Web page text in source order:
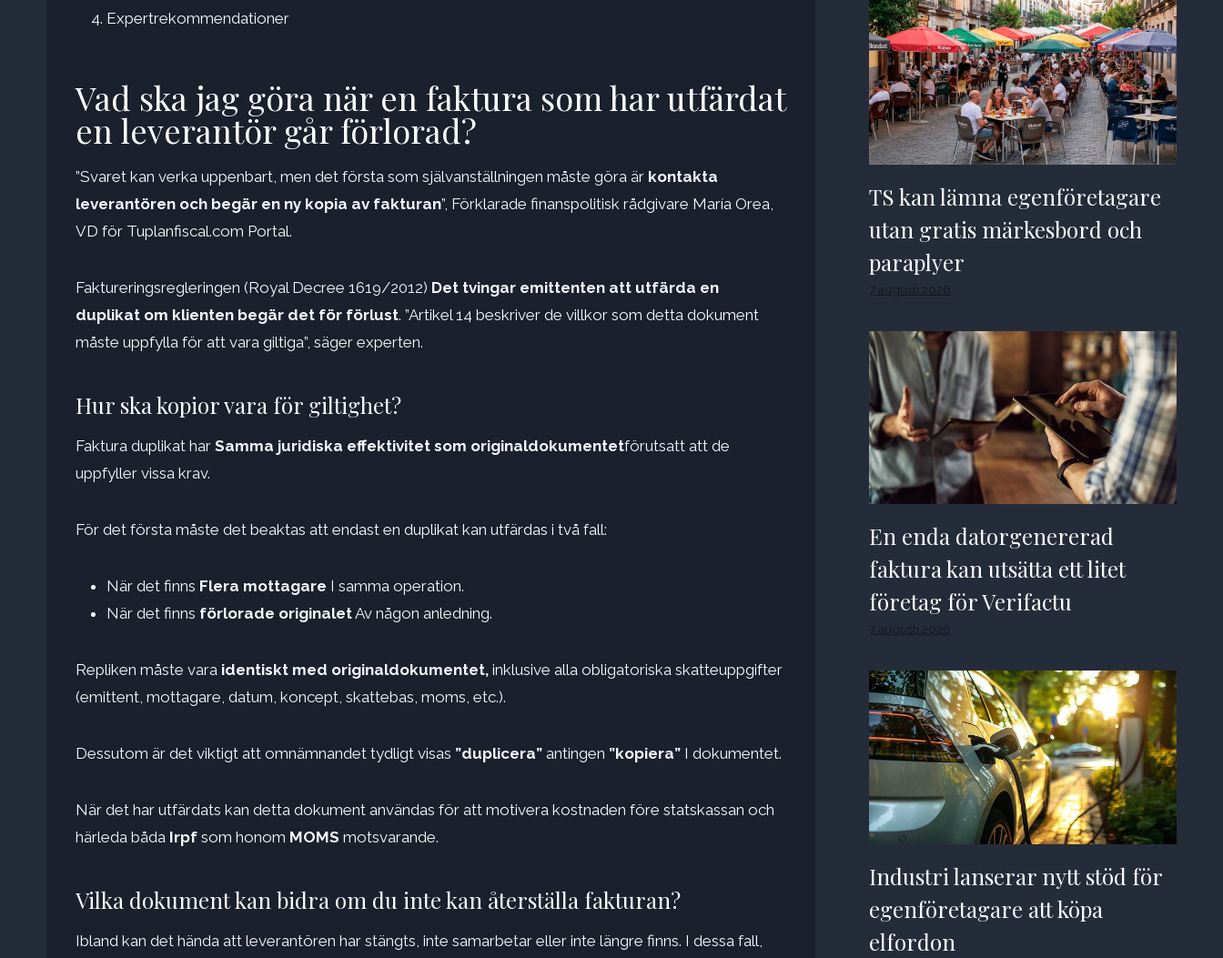
Expertrekommendationer
Vad ska jag göra när en faktura som har utfärdat
en leverantör går förlorad?
”Svaret kan verka uppenbart, men det första som självanställningen måste göra är kontakta
leverantören och begär en ny kopia av fakturan”, Förklarade finanspolitisk rådgivare María Orea,
VD för Tuplanfiscal.com Portal.
Faktureringsregleringen (Royal Decree 1619/2012) Det tvingar emittenten att utfärda en
duplikat om klienten begär det för förlust. ”Artikel 14 beskriver de villkor som detta dokument
måste uppfylla för att vara giltiga”, säger experten.
Hur ska kopior vara för giltighet?
Faktura duplikat har Samma juridiska effektivitet som originaldokumentetförutsatt att de
uppfyller vissa krav.
För det första måste det beaktas att endast en duplikat kan utfärdas i två fall:
När det finns Flera mottagare I samma operation.
När det finns förlorade originaletAv någon anledning.
Repliken måste vara identiskt med originaldokumentet, inklusive alla obligatoriska skatteuppgifter
(emittent, mottagare, datum, koncept, skattebas, moms, etc.).
Dessutom är det viktigt att omnämnandet tydligt visas ”duplicera” antingen ”kopiera” I dokumentet.
När det har utfärdats kan detta dokument användas för att motivera kostnaden före statskassan och
härleda båda Irpf som honom MOMS motsvarande.
Vilka dokument kan bidra om du inte kan återställa fakturan?
Ibland kan det hända att leverantören har stängts, inte samarbetar eller inte längre finns. I dessa fall,
TS kan lämna egenföretagare
utan gratis märkesbord och
paraplyer
7 augusti 2026
En enda datorgenererad
faktura kan utsätta ett litet
företag för Verifactu
7 augusti 2026
Industri lanserar nytt stöd för
egenföretagare att köpa
elfordon